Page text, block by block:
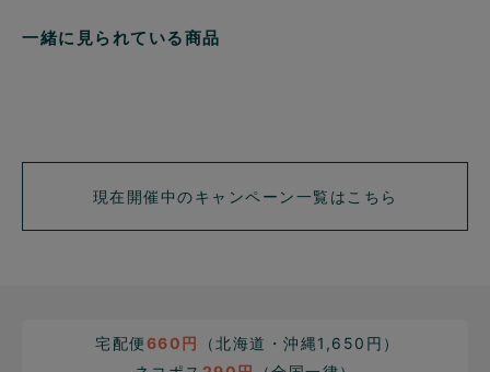
一緒に見られている商品
現在開催中のキャンペーン一覧はこちら
宅配便660円
（北海道・沖縄1,650円）